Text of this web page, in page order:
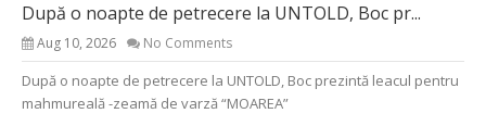
După o noapte de petrecere la UNTOLD, Boc pr...
Aug 10, 2026 No Comments
După o noapte de petrecere la UNTOLD, Boc prezintă leacul pentru
mahmureală -zeamă de varză “MOAREA”